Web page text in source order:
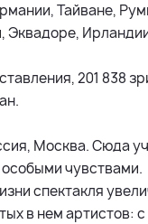
Тайване,
Эквадоре,
201 838
Москва. Сюда
чувствами.
спектакля
в нем артистов: с